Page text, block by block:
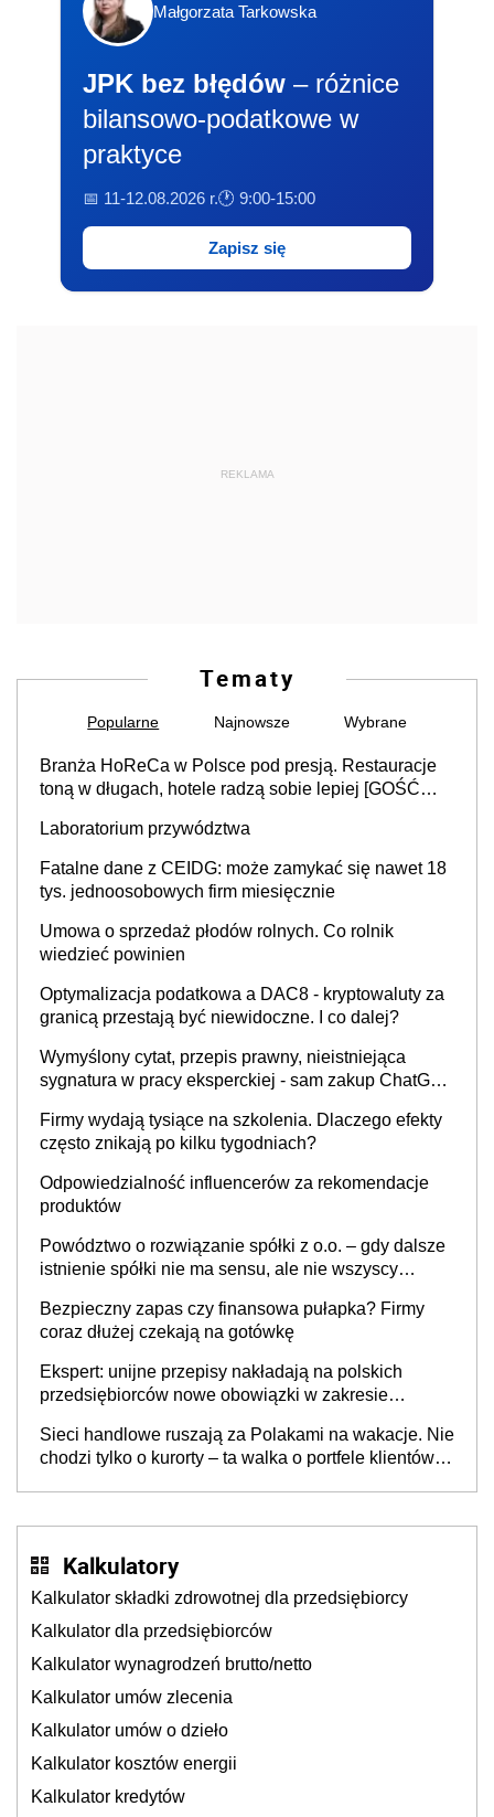
Małgorzata Tarkowska
JPK bez błędów – różnice
bilansowo-podatkowe w
praktyce
📅 11-12.08.2026 r.🕐 9:00-15:00
Zapisz się
REKLAMA
Tematy
Popularne Najnowsze Wybrane
Branża HoReCa w Polsce pod presją. Restauracje
toną w długach, hotele radzą sobie lepiej [GOŚĆ
Laboratorium przywództwa
Fatalne dane z CEIDG: może zamykać się nawet 18
tys. jednoosobowych firm miesięcznie
Umowa o sprzedaż płodów rolnych. Co rolnik
wiedzieć powinien
Optymalizacja podatkowa a DAC8 - kryptowaluty za
granicą przestają być niewidoczne. I co dalej?
Wymyślony cytat, przepis prawny, nieistniejąca
sygnatura w pracy eksperckiej - sam zakup ChatGPT
Firmy wydają tysiące na szkolenia. Dlaczego efekty
często znikają po kilku tygodniach?
Odpowiedzialność influencerów za rekomendacje
produktów
Powództwo o rozwiązanie spółki z o.o. – gdy dalsze
istnienie spółki nie ma sensu, ale nie wszyscy
Bezpieczny zapas czy finansowa pułapka? Firmy
coraz dłużej czekają na gotówkę
Ekspert: unijne przepisy nakładają na polskich
przedsiębiorców nowe obowiązki w zakresie
Sieci handlowe ruszają za Polakami na wakacje. Nie
chodzi tylko o kurorty – ta walka o portfele klientów
Kalkulatory
Kalkulator składki zdrowotnej dla przedsiębiorcy
Kalkulator dla przedsiębiorców
Kalkulator wynagrodzeń brutto/netto
Kalkulator umów zlecenia
Kalkulator umów o dzieło
Kalkulator kosztów energii
Kalkulator kredytów